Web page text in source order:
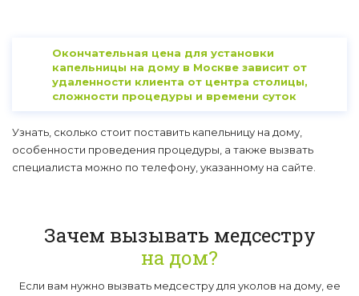
Окончательная цена для установки
капельницы на дому в Москве зависит от
удаленности клиента от центра столицы,
сложности процедуры и времени суток
Узнать, сколько стоит поставить капельницу на дому,
особенности проведения процедуры, а также вызвать
специалиста можно по телефону, указанному на сайте.
Зачем вызывать медсестру
на дом?
Если вам нужно вызвать медсестру для уколов на дому, ее